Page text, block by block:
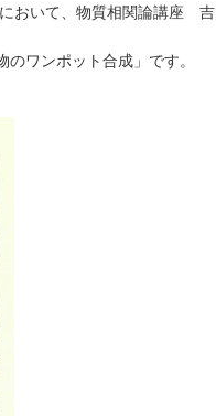
おいて、物質相関論講座
ワンポット合成」です。